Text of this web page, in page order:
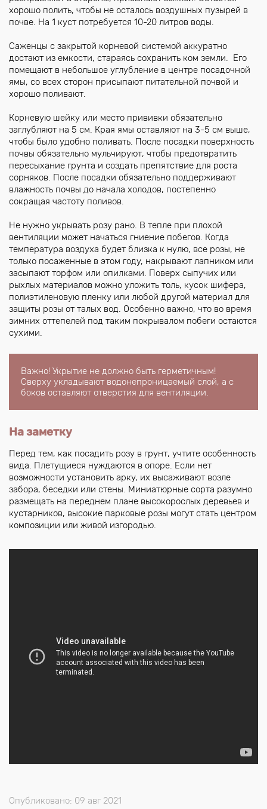
хорошо полить, чтобы не осталось воздушных пузырей в
почве. На 1 куст потребуется 10-20 литров воды.
Саженцы с закрытой корневой системой аккуратно
достают из емкости, стараясь сохранить ком земли. Его
помещают в небольшое углубление в центре посадочной
ямы, со всех сторон присыпают питательной почвой и
хорошо поливают.
Корневую шейку или место прививки обязательно
заглубляют на 5 см. Края ямы оставляют на 3-5 см выше,
чтобы было удобно поливать. После посадки поверхность
почвы обязательно мульчируют, чтобы предотвратить
пересыхание грунта и создать препятствие для роста
сорняков. После посадки обязательно поддерживают
влажность почвы до начала холодов, постепенно
сокращая частоту поливов.
Не нужно укрывать розу рано. В тепле при плохой
вентиляции может начаться гниение побегов. Когда
температура воздуха будет близка к нулю, все розы, не
только посаженные в этом году, накрывают лапником или
засыпают торфом или опилками. Поверх сыпучих или
рыхлых материалов можно уложить толь, кусок шифера,
полиэтиленовую пленку или любой другой материал для
защиты розы от талых вод. Особенно важно, что во время
зимних оттепелей под таким покрывалом побеги остаются
сухими.
Важно! Укрытие не должно быть герметичным!
Сверху укладывают водонепроницаемый слой, а с
боков оставляют отверстия для вентиляции.
На заметку
Перед тем, как посадить розу в грунт, учтите особенность
вида. Плетущиеся нуждаются в опоре. Если нет
возможности установить арку, их высаживают возле
забора, беседки или стены. Миниатюрные сорта разумно
размещать на переднем плане высокорослых деревьев и
кустарников, высокие парковые розы могут стать центром
композиции или живой изгородью.
Опубликовано: 09 авг 2021